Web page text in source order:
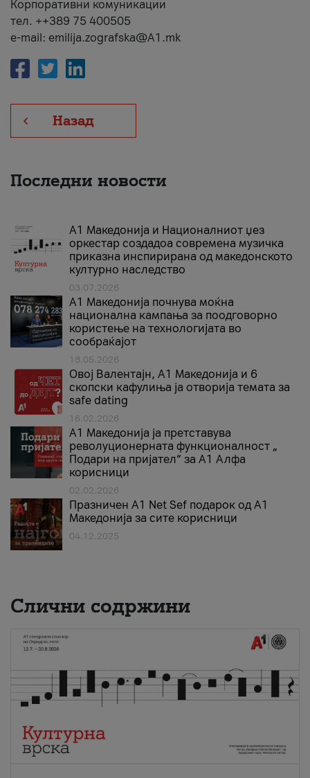
Корпоративни комуникации
тел. ++389 75 400505
e-mail: emilija.zografska@A1.mk
Назад
Последни новости
А1 Македонија и Националниот џез
оркестар создадоа современа музичка
приказна инспирирана од македонското
културно наследство
03.07.2026
A1 Македонија почнува моќна
национална кампања за поодговорно
користење на технологијата во
сообраќајот
18.05.2026
Овој Валентајн, A1 Македонија и 6
скопски кафулиња ја отворија темата за
safe dating
16.02.2026
А1 Македонија ја претставува
револуционерната функционалност „
Подари на пријател“ за А1 Алфа
корисници
02.02.2026
Празничен A1 Net Sеf подарок од А1
Македонија за сите корисници
04.12.2025
Слични содржини